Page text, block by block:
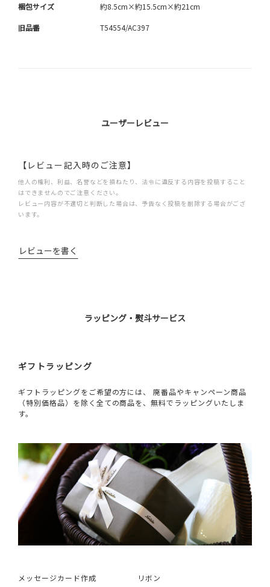
梱包サイズ 約8.5cm×約15.5cm×約21cm
旧品番 T54554/AC397
ユーザーレビュー
【レビュー記入時のご注意】
他人の権利、利益、名誉などを損ねたり、法令に違反する内容を投稿すること
はできませんのでご注意ください。
レビュー内容が不適切と判断した場合は、予告なく投稿を削除する場合がござ
います。
レビューを書く
ラッピング・熨斗サービス
ギフトラッピング
ギフトラッピングをご希望の方には、 廃番品やキャンペーン商品
（特別価格品）を除く全ての商品を、無料でラッピングいたしま
す。
メッセージカード作成 リボン